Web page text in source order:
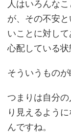
人はいろんな
が、その不安
いことに対し
心配している状
そういうものが
つまりは自分
り見えるよう
んですね。